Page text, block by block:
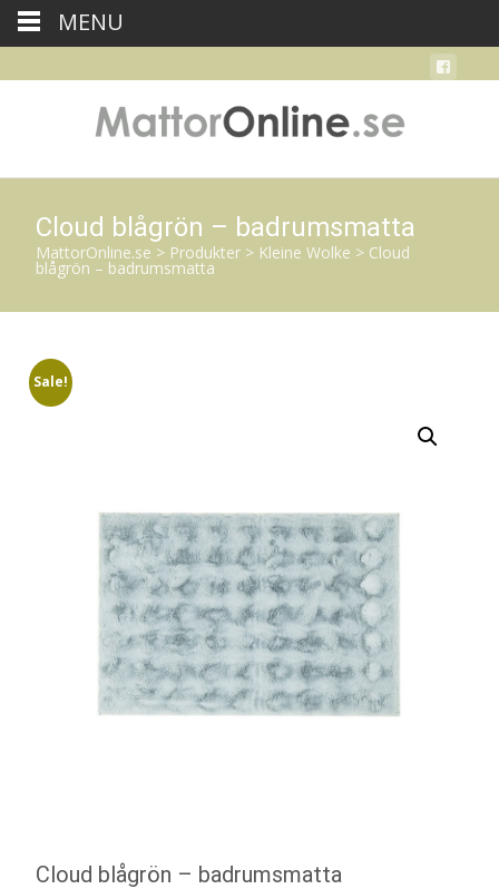
Cloud blågrön – badrumsmatta
MattorOnline.se > Produkter > Kleine Wolke > Cloud
blågrön – badrumsmatta
Sale!
Cloud blågrön – badrumsmatta
MENU